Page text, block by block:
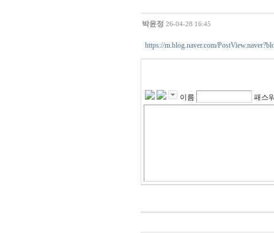
박윤정 26-04-28 16:45
https://m.blog.naver.com/
이름 패스